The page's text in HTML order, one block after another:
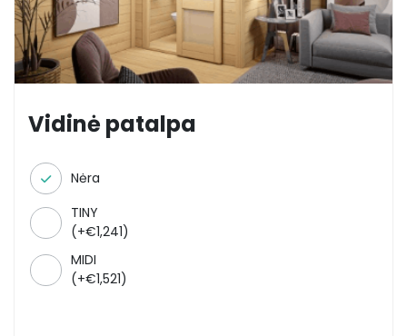
Vidinė patalpa
Nėra
TINY
(+€1,241)
MIDI
(+€1,521)